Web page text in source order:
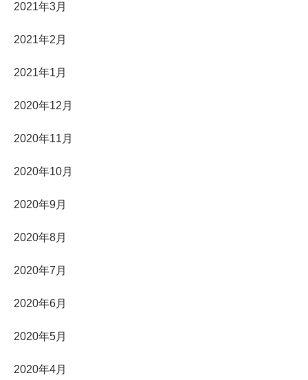
2021年3月
2021年2月
2021年1月
2020年12月
2020年11月
2020年10月
2020年9月
2020年8月
2020年7月
2020年6月
2020年5月
2020年4月